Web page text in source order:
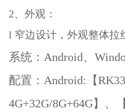
2、外观：
l 窄边设计，外观整体拉
系统：Android、
配置：Android:【
4G+32G/8G+64G】、